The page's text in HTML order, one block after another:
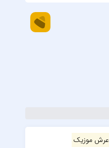
عرش موزیک